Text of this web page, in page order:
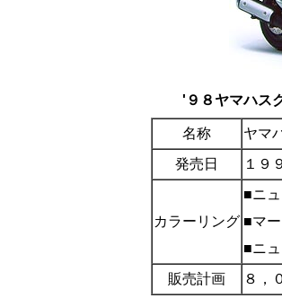
'９８ヤマハス
名称
ヤマ
発売日
１９
カラーリング
■ニ
■マ
■ニ
販売計画
８，